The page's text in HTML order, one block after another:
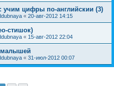
учим цифры по-английскии (3)
« 20-авг-2012 14:15
стишок)
« 15-авг-2012 22:04
« 31-июл-2012 00:07